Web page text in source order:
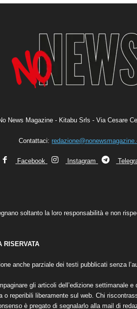
News Magazine - Kitabu Srls - Via Cesare
Contattaci:
Facebook Instagram
soltanto la loro responsabilità e non
RISERVATA
anche parziale dei testi pubblicati senza
gli articoli dell’edizione settimanale
o reperibili liberamente sul web. Chi
è pregato di segnalarlo alla mail di